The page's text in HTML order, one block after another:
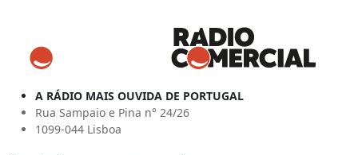
A RÁDIO MAIS OUVIDA DE PORTUGAL
Rua Sampaio e Pina n° 24/26
1099-044 Lisboa